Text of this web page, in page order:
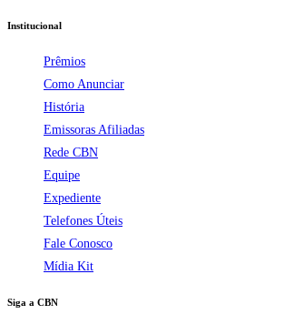
Institucional
Prêmios
Como Anunciar
História
Emissoras Afiliadas
Rede CBN
Equipe
Expediente
Telefones Úteis
Fale Conosco
Mídia Kit
Siga a CBN